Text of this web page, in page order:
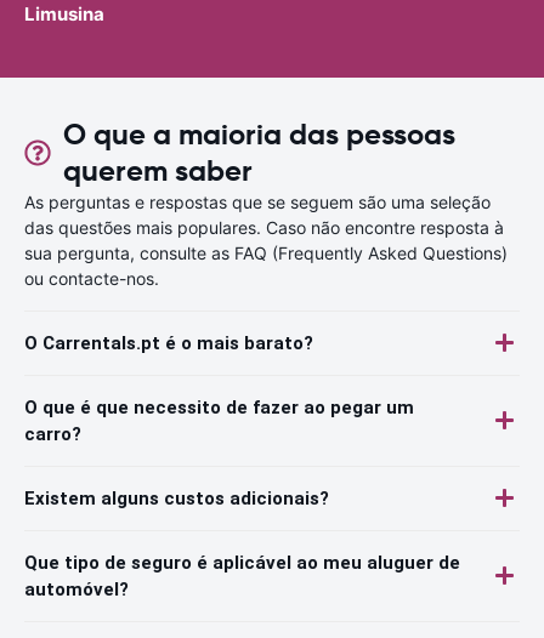
Limusina
O que a maioria das pessoas
querem saber
As perguntas e respostas que se seguem são uma seleção
das questões mais populares. Caso não encontre resposta à
sua pergunta, consulte as FAQ (Frequently Asked Questions)
ou contacte-nos.
O Carrentals.pt é o mais barato?
O que é que necessito de fazer ao pegar um
carro?
Existem alguns custos adicionais?
Que tipo de seguro é aplicável ao meu aluguer de
automóvel?